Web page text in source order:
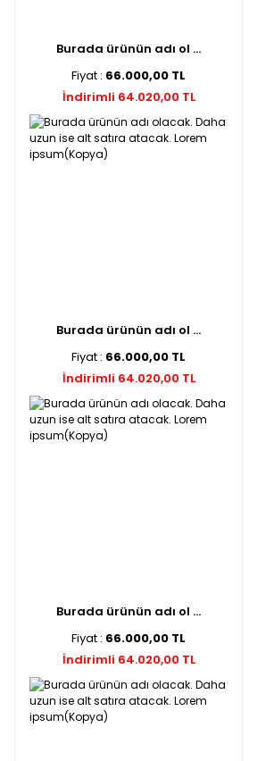
Burada ürünün adı ol ...
Fiyat : 66.000,00 TL
İndirimli 64.020,00 TL
Burada ürünün adı ol ...
Fiyat : 66.000,00 TL
İndirimli 64.020,00 TL
Burada ürünün adı ol ...
Fiyat : 66.000,00 TL
İndirimli 64.020,00 TL